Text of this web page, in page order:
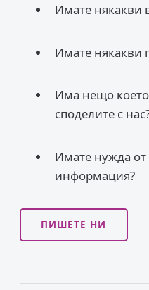
Имате някакви
Имате някакви
Има нещо което
споделите с
Имате нужда
информация?
ПИШЕТЕ НИ